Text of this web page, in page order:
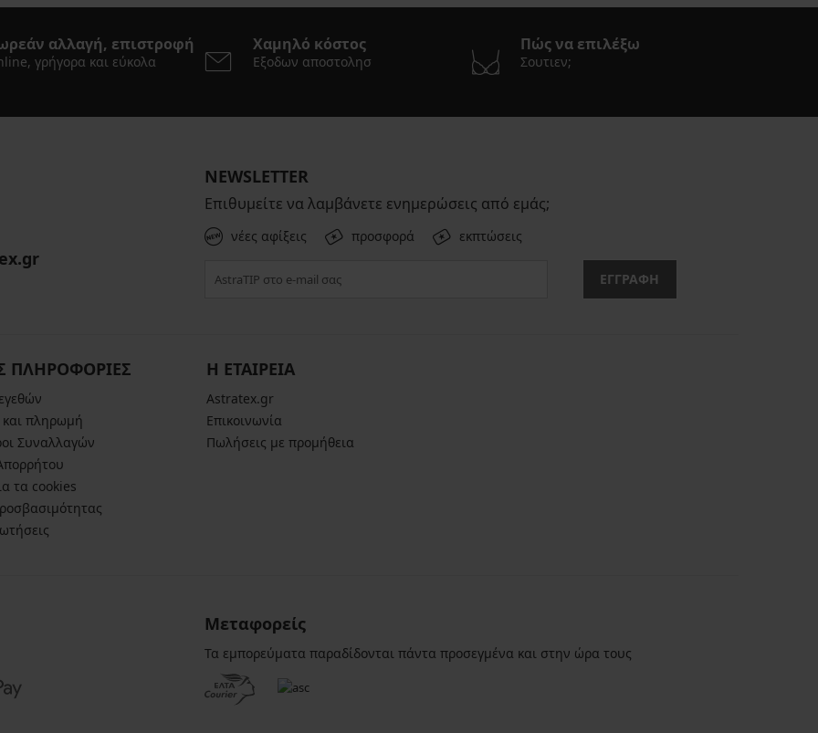
αλλαγή, επιστροφή
γρήγορα και εύκολα
Χαμηλό κόστος
Εξοδων αποστολησ
Πώς να επιλέξω
Σουτιεν;
NEWSLETTER
Επιθυμείτε να λαμβάνετε ενημερώσεις από εμάς;
νέες αφίξεις προσφορά εκπτώσεις
ΕΓΓΡΑΦΗ
ΠΛΗΡΟΦΟΡΙΕΣ
πληρωμή
Συναλλαγών
τα cookies
Η ΕΤΑΙΡΕΙΑ
Astratex.gr
Επικοινωνία
Πωλήσεις με προμήθεια
Μεταφορείς
Τα εμπορεύματα παραδίδονται πάντα προσεγμένα και στην ώρα τους